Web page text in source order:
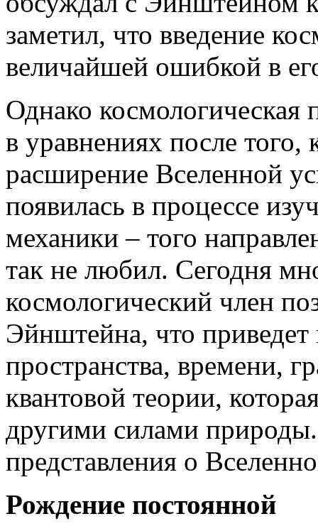
заметил, что введение
величайшей ошибкой в
Однако космологическая
в уравнениях после того,
расширение Вселенной
появилась в процессе
механики – того
так не любил. Сегодня
космологический член
Эйнштейна, что
пространства, времени,
квантовой теории,
другими силами
представления о
Рождение постоянной